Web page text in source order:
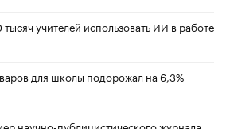
учителей использовать ИИ в работе
для школы подорожал на 6,3%
научно-публицистического журнала